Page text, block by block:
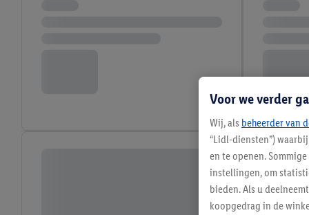
Voor we verder
Wij, als beheerder van
“Lidl-diensten”)
en te openen.
instellingen, om
bieden. Als u
koopgedrag in de